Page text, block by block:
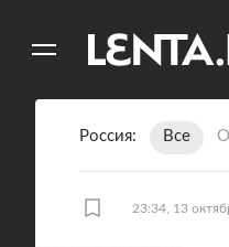
Россия Все
23:34, 13